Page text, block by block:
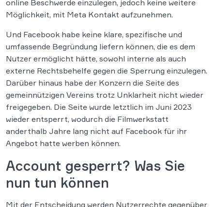
online Beschwerde einzulegen, jedoch keine weitere
Möglichkeit, mit Meta Kontakt aufzunehmen.
Und Facebook habe keine klare, spezifische und
umfassende Begründung liefern können, die es dem
Nutzer ermöglicht hätte, sowohl interne als auch
externe Rechtsbehelfe gegen die Sperrung einzulegen.
Darüber hinaus habe der Konzern die Seite des
gemeinnützigen Vereins trotz Unklarheit nicht wieder
freigegeben. Die Seite wurde letztlich im Juni 2023
wieder entsperrt, wodurch die Filmwerkstatt
anderthalb Jahre lang nicht auf Facebook für ihr
Angebot hatte werben können.
Account gesperrt? Was Sie
nun tun können
Mit der Entscheidung werden Nutzerrechte gegenüber